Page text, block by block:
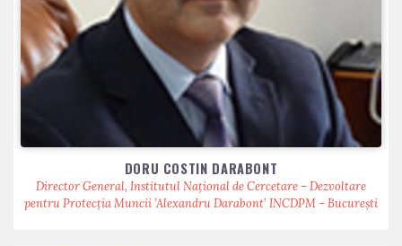
DORU COSTIN DARABONT
Director General, Institutul Național de Cercetare – Dezvoltare
pentru Protecția Muncii ’Alexandru Darabont’ INCDPM – București